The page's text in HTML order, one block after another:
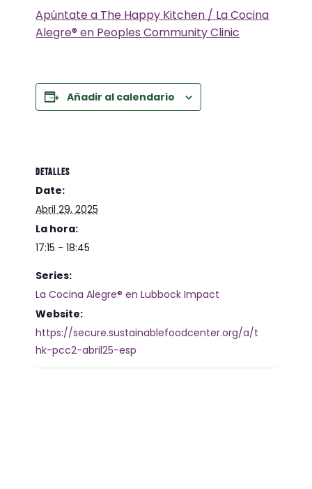
Apúntate a The Happy Kitchen / La Cocina
Alegre® en Peoples Community Clinic
Añadir al calendario
DETALLES
Date:
Abril 29, 2025
La hora:
17:15 - 18:45
Series:
La Cocina Alegre® en Lubbock Impact
Website:
https://secure.sustainablefoodcenter.org/a/t
hk-pcc2-abril25-esp